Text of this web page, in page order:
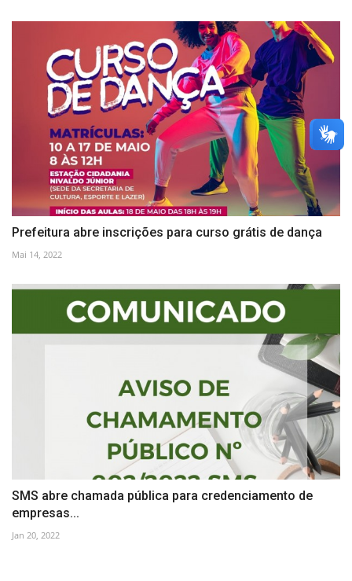
Prefeitura abre inscrições para curso grátis de dança
Mai 14, 2022
SMS abre chamada pública para credenciamento de
empresas...
Jan 20, 2022